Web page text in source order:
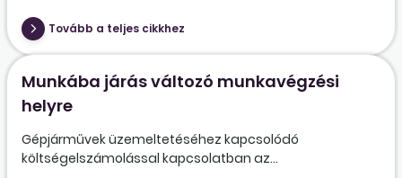
Tovább a teljes cikkhez
Munkába járás változó munkavégzési
helyre
Gépjárművek üzemeltetéséhez kapcsolódó
költségelszámolással kapcsolatban az...